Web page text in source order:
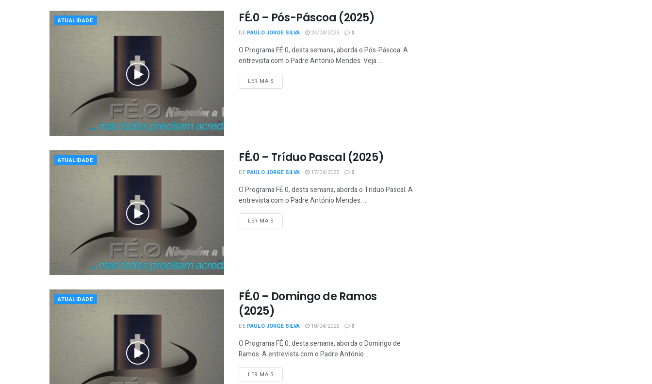
ATUALIDADE FÉ.0 – Pós-Páscoa (2025)
DE PAULO JORGE SILVA 24/04/2025 0
O Programa FÉ.0, desta semana, aborda o Pós-Páscoa. A
entrevista com o Padre António Mendes. Veja ...
LER MAIS
ATUALIDADE FÉ.0 – Tríduo Pascal (2025)
DE PAULO JORGE SILVA 17/04/2025 0
O Programa FÉ.0, desta semana, aborda o Tríduo Pascal. A
entrevista com o Padre António Mendes. ...
LER MAIS
ATUALIDADE
FÉ.0 – Domingo de Ramos
(2025)
DE PAULO JORGE SILVA 10/04/2025 0
O Programa FÉ.0, desta semana, aborda o Domingo de
Ramos. A entrevista com o Padre António ...
LER MAIS